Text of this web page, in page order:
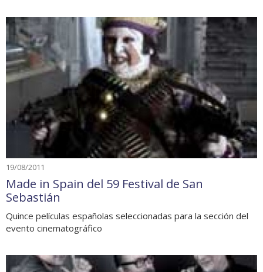
19/08/2011
Made in Spain del 59 Festival de San
Sebastián
Quince películas españolas seleccionadas para la sección del
evento cinematográfico